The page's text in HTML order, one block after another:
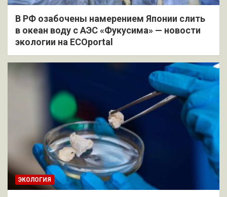
В РФ озабочены намерением Японии слить
в океан воду с АЭС «Фукусима» — новости
экологии на ECOportal
ЭКОЛОГИЯ